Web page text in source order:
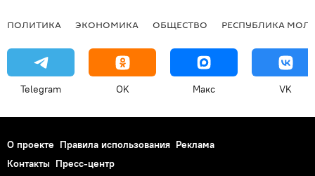
ПОЛИТИКА ЭКОНОМИКА ОБЩЕСТВО РЕСПУБЛИКА
Telegram OK Макс VK
О проекте Правила использования Реклама
Контакты Пресс-центр